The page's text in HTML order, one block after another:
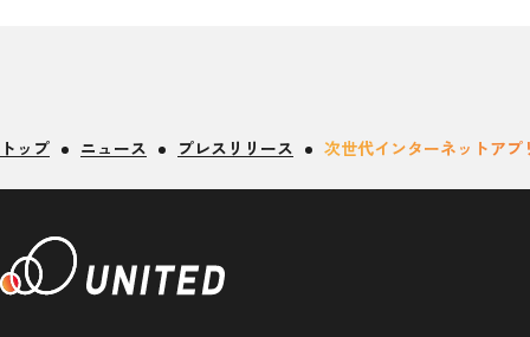
トップ ニュース プレスリリース 次世代インターネットア